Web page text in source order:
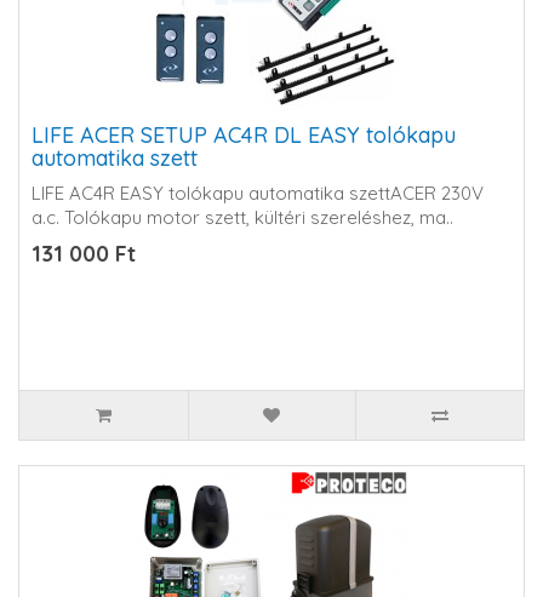
LIFE ACER SETUP AC4R DL EASY tolókapu
automatika szett
LIFE AC4R EASY tolókapu automatika szettACER 230V
a.c. Tolókapu motor szett, kültéri szereléshez, ma..
131 000 Ft